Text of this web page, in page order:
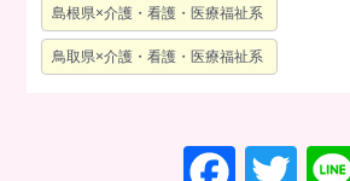
島根県×介護・看護・医療福祉系
鳥取県×介護・看護・医療福祉系
F T